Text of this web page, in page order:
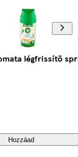
légfrissítő
Hozzáad